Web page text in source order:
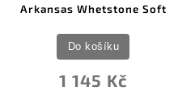
Arkansas Whetstone Soft
1 145 Kč
Do košíku